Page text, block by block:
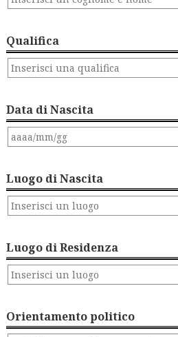
Qualifica
Data di Nascita
Luogo di Nascita
Luogo di Residenza
Orientamento politico